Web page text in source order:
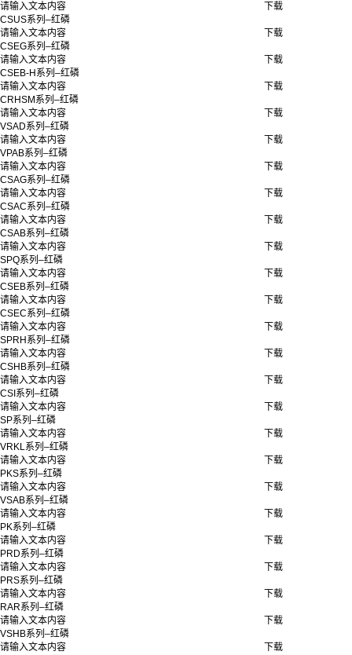
请输入文本内容
CSUS系列–红磷
下载
请输入文本内容
CSEG系列–红磷
下载
请输入文本内容
CSEB-H系列–红磷
下载
请输入文本内容
CRHSM系列–红磷
下载
请输入文本内容
VSAD系列–红磷
下载
请输入文本内容
VPAB系列–红磷
下载
请输入文本内容
CSAG系列–红磷
下载
请输入文本内容
CSAC系列–红磷
下载
请输入文本内容
CSAB系列–红磷
下载
请输入文本内容
SPQ系列–红磷
下载
请输入文本内容
CSEB系列–红磷
下载
请输入文本内容
CSEC系列–红磷
下载
请输入文本内容
SPRH系列–红磷
下载
请输入文本内容
CSHB系列–红磷
下载
请输入文本内容
CSI系列–红磷
下载
请输入文本内容
SP系列–红磷
下载
请输入文本内容
VRKL系列–红磷
下载
请输入文本内容
PKS系列–红磷
下载
请输入文本内容
VSAB系列–红磷
下载
请输入文本内容
PK系列–红磷
下载
请输入文本内容
PRD系列–红磷
下载
请输入文本内容
PRS系列–红磷
下载
请输入文本内容
RAR系列–红磷
下载
请输入文本内容
VSHB系列–红磷
下载
请输入文本内容
下载